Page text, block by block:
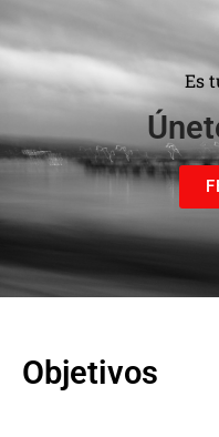
Es
Objetivos